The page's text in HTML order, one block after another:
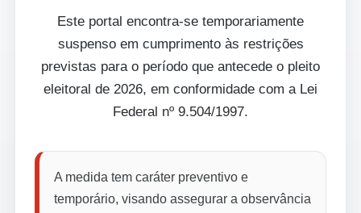
Este portal encontra-se temporariamente
suspenso em cumprimento às restrições
previstas para o período que antecede o pleito
eleitoral de 2026, em conformidade com a Lei
Federal nº 9.504/1997.
A medida tem caráter preventivo e
temporário, visando assegurar a observância